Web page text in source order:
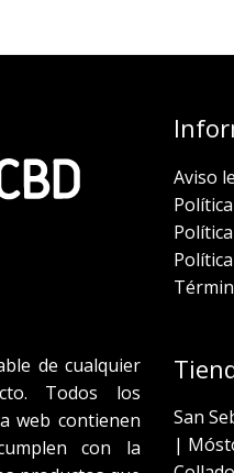
de cualquier
Todos los
web contienen
con la
Aviso
San
|